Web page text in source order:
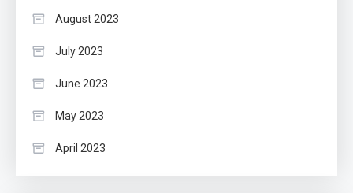
August 2023
July 2023
June 2023
May 2023
April 2023